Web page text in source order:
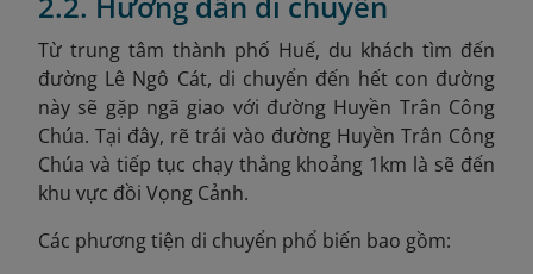
Từ trung tâm thành phố Huế, du khách tìm đến
đường Lê Ngô Cát, di chuyển đến hết con đường
này sẽ gặp ngã giao với đường Huyền Trân Công
Chúa. Tại đây, rẽ trái vào đường Huyền Trân Công
Chúa và tiếp tục chạy thẳng khoảng 1km là sẽ đến
khu vực đồi Vọng Cảnh.
Các phương tiện di chuyển phổ biến bao gồm: